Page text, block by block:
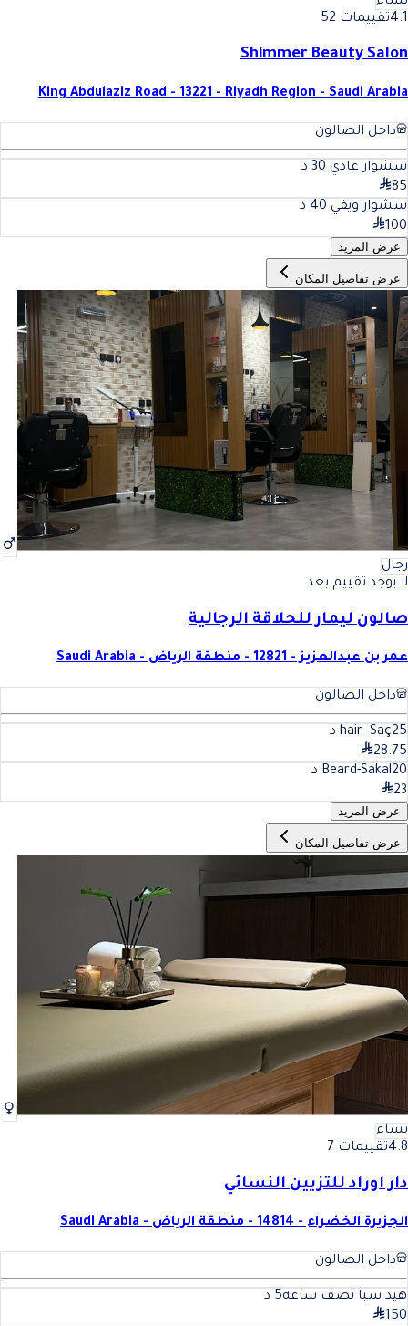
4.1تقييمات 52
Shimmer Beauty Salon
King Abdulaziz Road - 13221 - Riyadh Region - Saudi Arabia
داخل الصالون
سشوار عادي 30 د
85
سشوار ويفي 40 د
100
عرض المزيد
عرض تفاصيل المكان
رجال
لا يوجد تقييم بعد
صالون ليمار للحلاقة الرجالية
عمر بن عبدالعزيز - 12821 - منطقة الرياض - Saudi Arabia
داخل الصالون
hair -Saç25
د
28.75
Beard-Sakal20
د
23
عرض المزيد
عرض تفاصيل المكان
نساء
4.8تقييمات 7
دار اوراد للتزيين النسائي
الجزيرة الخضراء - 14814 - منطقة الرياض - Saudi Arabia
داخل الصالون
هيد سبا نصف ساعه5 د
150